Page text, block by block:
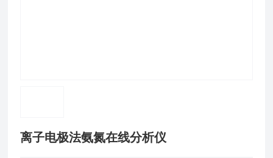
离子电极法氨氮在线分析仪